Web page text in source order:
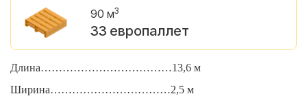
90 м3
33 европаллет
Длина………………………………13,6 м
Ширина……………………………2,5 м